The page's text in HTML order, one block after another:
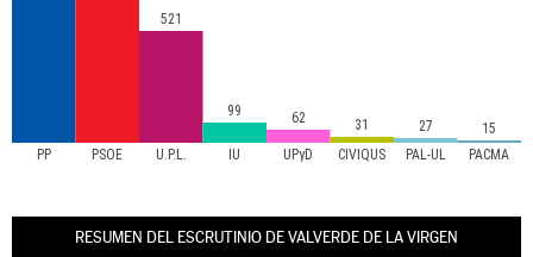
PP PSOE U.P.L. IU UPyD CIVIQUS PAL-UL PACMA
521
99 62 31 27 15
RESUMEN DEL ESCRUTINIO DE VALVERDE DE LA VIRGEN